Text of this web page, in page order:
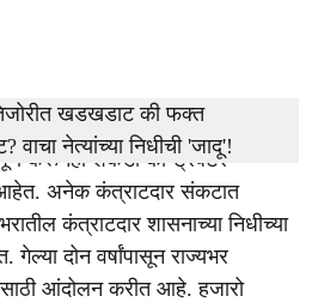
करूनही शेकडो कॉन्ट्रॅक्टर
अनेक कंत्राटदार संकटात
कंत्राटदार शासनाच्या निधीच्या
दोन वर्षांपासून राज्यभर
आंदोलन करीत आहे. हजारो